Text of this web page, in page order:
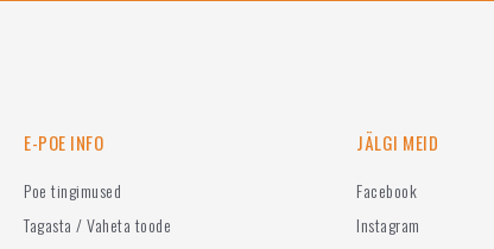
E-POE INFO
Poe tingimused
Tagasta / Vaheta toode
JÄLGI MEID
Facebook
Instagram